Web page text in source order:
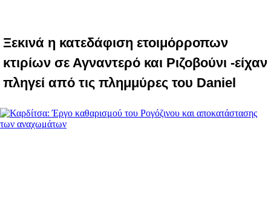
Ξεκινά η κατεδάφιση ετοιμόρροπων
κτιρίων σε Αγναντερό και Ριζοβούνι -είχαν
πληγεί από τις πλημμύρες του Daniel